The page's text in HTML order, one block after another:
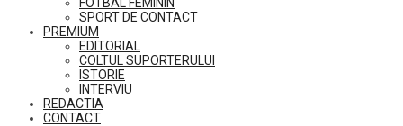
SPORT DE CONTACT
PREMIUM
EDITORIAL
COLTUL SUPORTERULUI
ISTORIE
INTERVIU
REDACTIA
CONTACT